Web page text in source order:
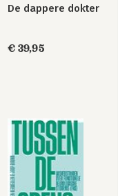
De dappere dokter
€ 39,95